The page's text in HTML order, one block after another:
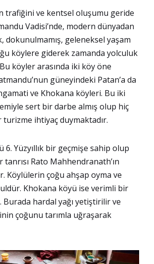
trafiğini ve kentsel oluşumu geride
Vadisi’nde, modern dünyadan
dokunulmamış, geleneksel yaşam
köylere giderek zamanda yolculuk
köyler arasında iki köy öne
güneyindeki Patan’a da
ve Khokana köyleri. Bu iki
sert bir darbe almış olup hiç
turizme ihtiyaç duymaktadır.
Yüzyıllık bir geçmişe sahip olup
tanrısı Rato Mahhendranath’ın
Köylülerin çoğu ahşap oyma ve
Khokana köyü ise verimli bir
Burada hardal yağı yetiştirilir ve
çoğunu tarımla uğraşarak